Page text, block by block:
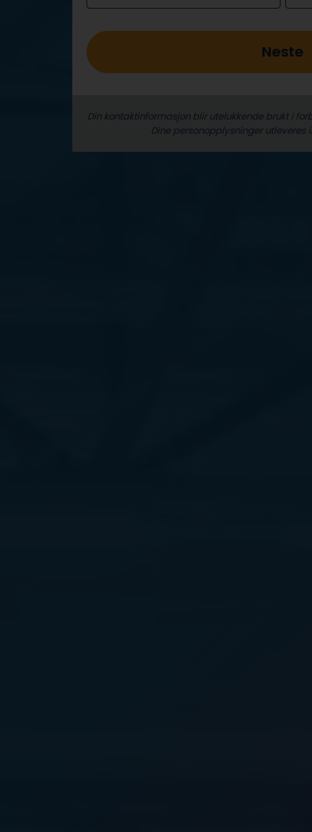
Neste
Din kontaktinformasjon blir utelukkende brukt i
Dine person­­opplysninger utleveres